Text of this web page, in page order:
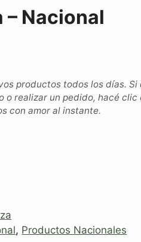
– Nacional
productos todos los días. Si
o realizar un pedido, hacé clic
con amor al instante.
, Productos Nacionales